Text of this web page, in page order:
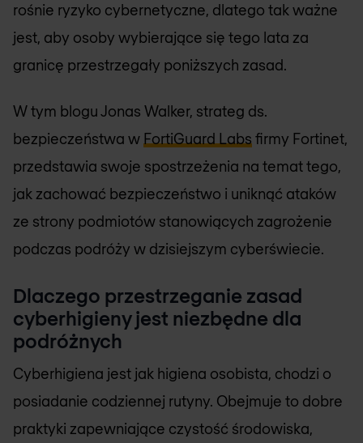
rośnie ryzyko cybernetyczne, dlatego tak ważne
jest, aby osoby wybierające się tego lata za
granicę przestrzegały poniższych zasad.
W tym blogu Jonas Walker, strateg ds.
bezpieczeństwa w FortiGuard Labs firmy Fortinet,
przedstawia swoje spostrzeżenia na temat tego,
jak zachować bezpieczeństwo i uniknąć ataków
ze strony podmiotów stanowiących zagrożenie
podczas podróży w dzisiejszym cyberświecie.
Dlaczego przestrzeganie zasad
cyberhigieny jest niezbędne dla
podróżnych
Cyberhigiena jest jak higiena osobista, chodzi o
posiadanie codziennej rutyny. Obejmuje to dobre
praktyki zapewniające czystość środowiska,